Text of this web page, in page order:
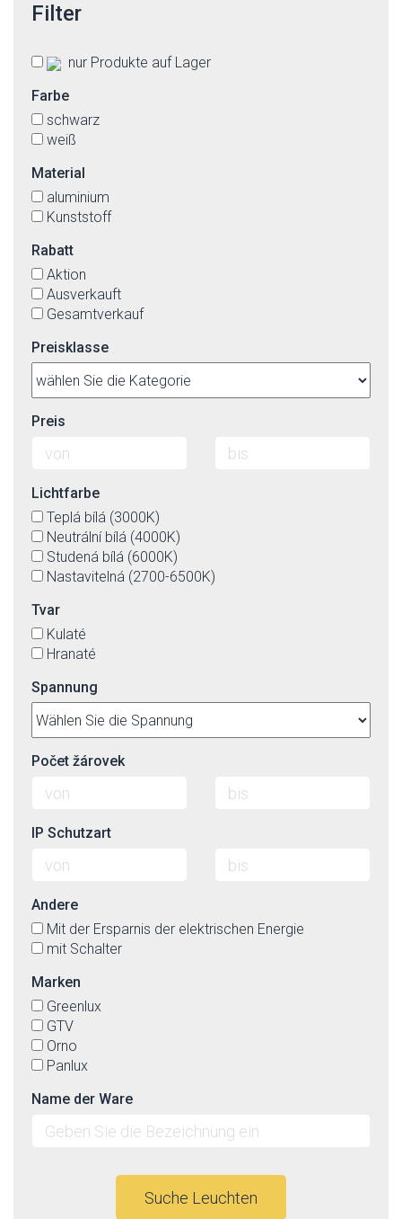
Filter
nur Produkte auf Lager
Farbe
schwarz
weiß
Material
aluminium
Kunststoff
Rabatt
Aktion
Ausverkauft
Gesamtverkauf
Preisklasse
Preis
Lichtfarbe
Teplá bílá (3000K)
Neutrální bílá (4000K)
Studená bílá (6000K)
Nastavitelná (2700-6500K)
Tvar
Kulaté
Hranaté
Spannung
Počet žárovek
IP Schutzart
Andere
Mit der Ersparnis der elektrischen Energie
mit Schalter
Marken
Greenlux
GTV
Orno
Panlux
Name der Ware
Suche Leuchten